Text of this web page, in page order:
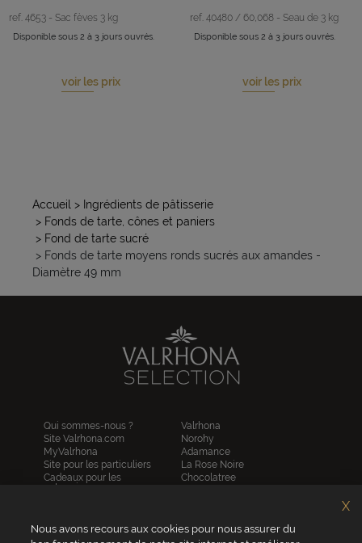
ref. 4653 - Sac fèves 3 kg
Disponible sous 2 à 3 jours ouvrés.
voir les prix
ref. 40480 / 60,068 - Seau de 3 kg
Disponible sous 2 à 3 jours ouvrés.
voir les prix
Accueil > Ingrédients de pâtisserie
> Fonds de tarte, cônes et paniers
> Fond de tarte sucré
> Fonds de tarte moyens ronds sucrés aux amandes -
Diamètre 49 mm
Qui sommes-nous ?
Site Valrhona.com
MyValrhona
Site pour les particuliers
Cadeaux pour les
entreprises
Contactez-nous
Valrhona
Norohy
Adamance
La Rose Noire
Chocolatree
Republica del cacao
Nous avons recours aux cookies pour nous assurer du
X